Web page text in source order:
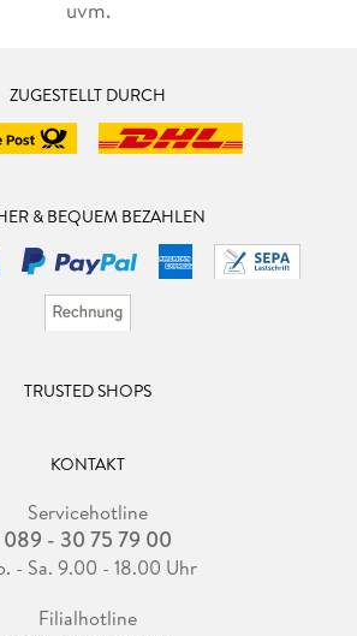
uvm.
ZUGESTELLT DURCH
& BEQUEM BEZAHLEN
TRUSTED SHOPS
KONTAKT
Servicehotline
089 - 30 75 79 00
- Sa. 9.00 - 18.00 Uhr
Filialhotline